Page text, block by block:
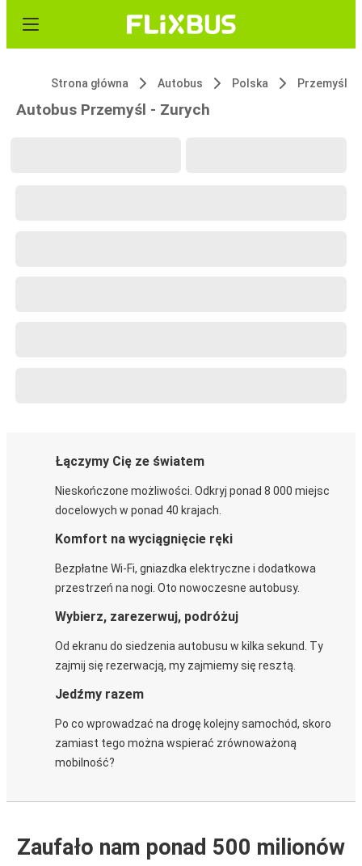
Strona główna Autobus Polska Przemyśl
Autobus Przemyśl - Zurych
Łączymy Cię ze światem
Nieskończone możliwości. Odkryj ponad 8 000 miejsc
docelowych w ponad 40 krajach.
Komfort na wyciągnięcie ręki
Bezpłatne Wi-Fi, gniazdka elektryczne i dodatkowa
przestrzeń na nogi. Oto nowoczesne autobusy.
Wybierz, zarezerwuj, podróżuj
Od ekranu do siedzenia autobusu w kilka sekund. Ty
zajmij się rezerwacją, my zajmiemy się resztą.
Jedźmy razem
Po co wprowadzać na drogę kolejny samochód, skoro
zamiast tego można wspierać zrównoważoną
mobilność?
Zaufało nam ponad 500 milionów